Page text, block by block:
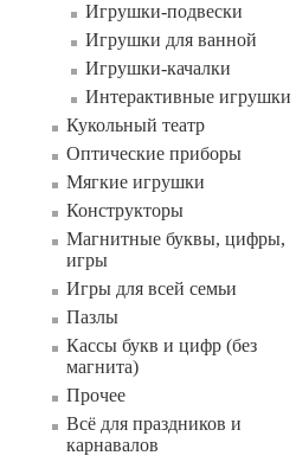
Игрушки-подвески
Игрушки для ванной
Игрушки-качалки
Интерактивные игрушки
Кукольный театр
Оптические приборы
Мягкие игрушки
Конструкторы
Магнитные буквы, цифры,
игры
Игры для всей семьи
Пазлы
Кассы букв и цифр (без
магнита)
Прочее
Всё для праздников и
карнавалов